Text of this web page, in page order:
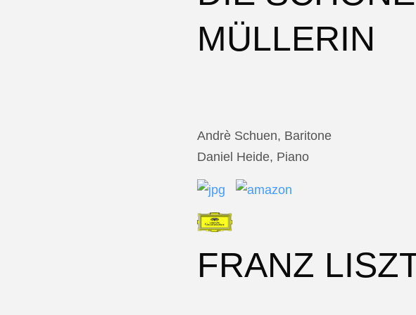
MÜLLERIN
Andrè Schuen, Baritone
Daniel Heide, Piano
FRANZ